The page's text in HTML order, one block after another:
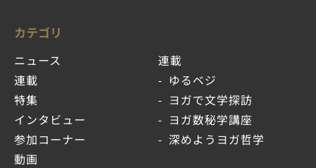
カテゴリ
ニュース
連載
特集
インタビュー
参加コーナー
動画
連載
ゆるベジ
ヨガで文学探訪
ヨガ数秘学講座
深めようヨガ哲学